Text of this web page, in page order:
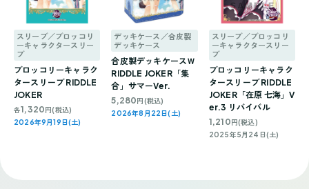
スリーブ／ブロッコリ
ーキャラクタースリー
ブ
ブロッコリーキャラク
タースリーブ RIDDLE
JOKER
各1,320円(税込)
2026年9月19日(土)
デッキケース／合皮製
デッキケース
合皮製デッキケースＷ
RIDDLE JOKER「集
合」サマーVer.
5,280円(税込)
2026年8月22日(土)
スリーブ／ブロッコリ
ーキャラクタースリー
ブ
ブロッコリーキャラク
タースリーブ RIDDLE
JOKER「在原 七海」V
er.3 リバイバル
1,210円(税込)
2025年5月24日(土)